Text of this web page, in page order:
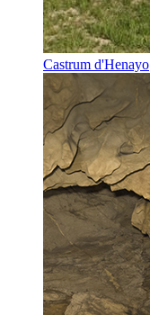
Castrum d'Henayo